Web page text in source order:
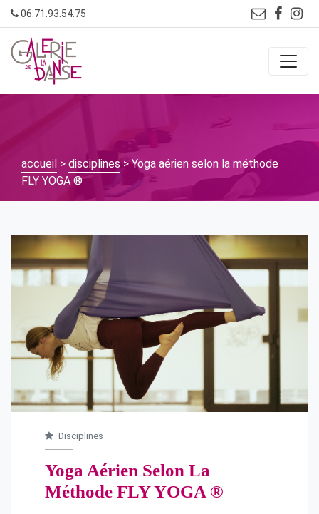
Skip
to
content
06.71.93.54.75
accueil > disciplines > Yoga aérien selon la méthode
FLY YOGA ®
Disciplines
Yoga Aérien Selon La
Méthode FLY YOGA ®